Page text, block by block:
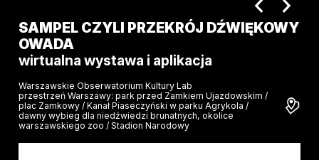
SAMPEL CZYLI PRZEKRÓJ DŹWIĘKOWY
OWADA
wirtualna wystawa i aplikacja
Warszawskie Obserwatorium Kultury Lab
przestrzeń Warszawy: park przed Zamkiem Ujazdowskim /
plac Zamkowy / Kanał Piaseczyński w parku Agrykola /
dawny wybieg dla niedźwiedzi brunatnych, okolice
warszawskiego zoo / Stadion Narodowy